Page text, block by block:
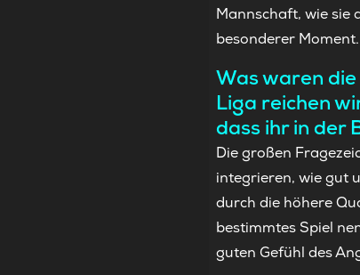
Mannschaft, wie sie
besonderer Moment.
Was waren
Liga reichen
dass ihr in der
Die großen
integrieren, wie gut
durch die höhere
bestimmtes Spiel
guten Gefühl des